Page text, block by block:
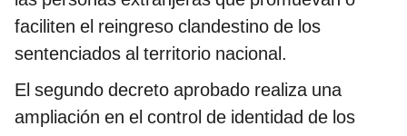
faciliten el reingreso clandestino de los
sentenciados al territorio nacional.
El segundo decreto aprobado realiza una
ampliación en el control de identidad de los